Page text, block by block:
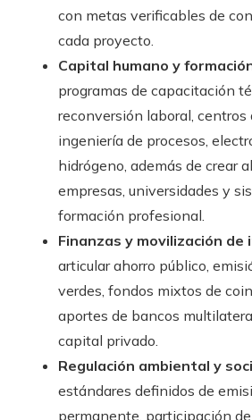
con metas verificables de
cada proyecto.
Capital humano y
programas de capacitación
reconversión laboral, centros
ingeniería de procesos,
hidrógeno, además de crear
empresas, universidades y
formación profesional.
Finanzas y movilización de
articular ahorro público,
verdes, fondos mixtos de
aportes de bancos
capital privado.
Regulación ambiental y
estándares definidos de
permanente, participación